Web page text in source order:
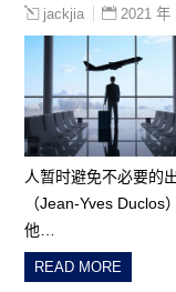
jackjia 2021 年
人暂时避免不必要的
（Jean-Yves Duclos
他…
READ MORE